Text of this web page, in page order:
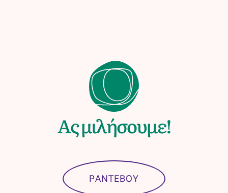
Ας μιλήσουμε!
ΡΑΝΤΕΒΟΥ